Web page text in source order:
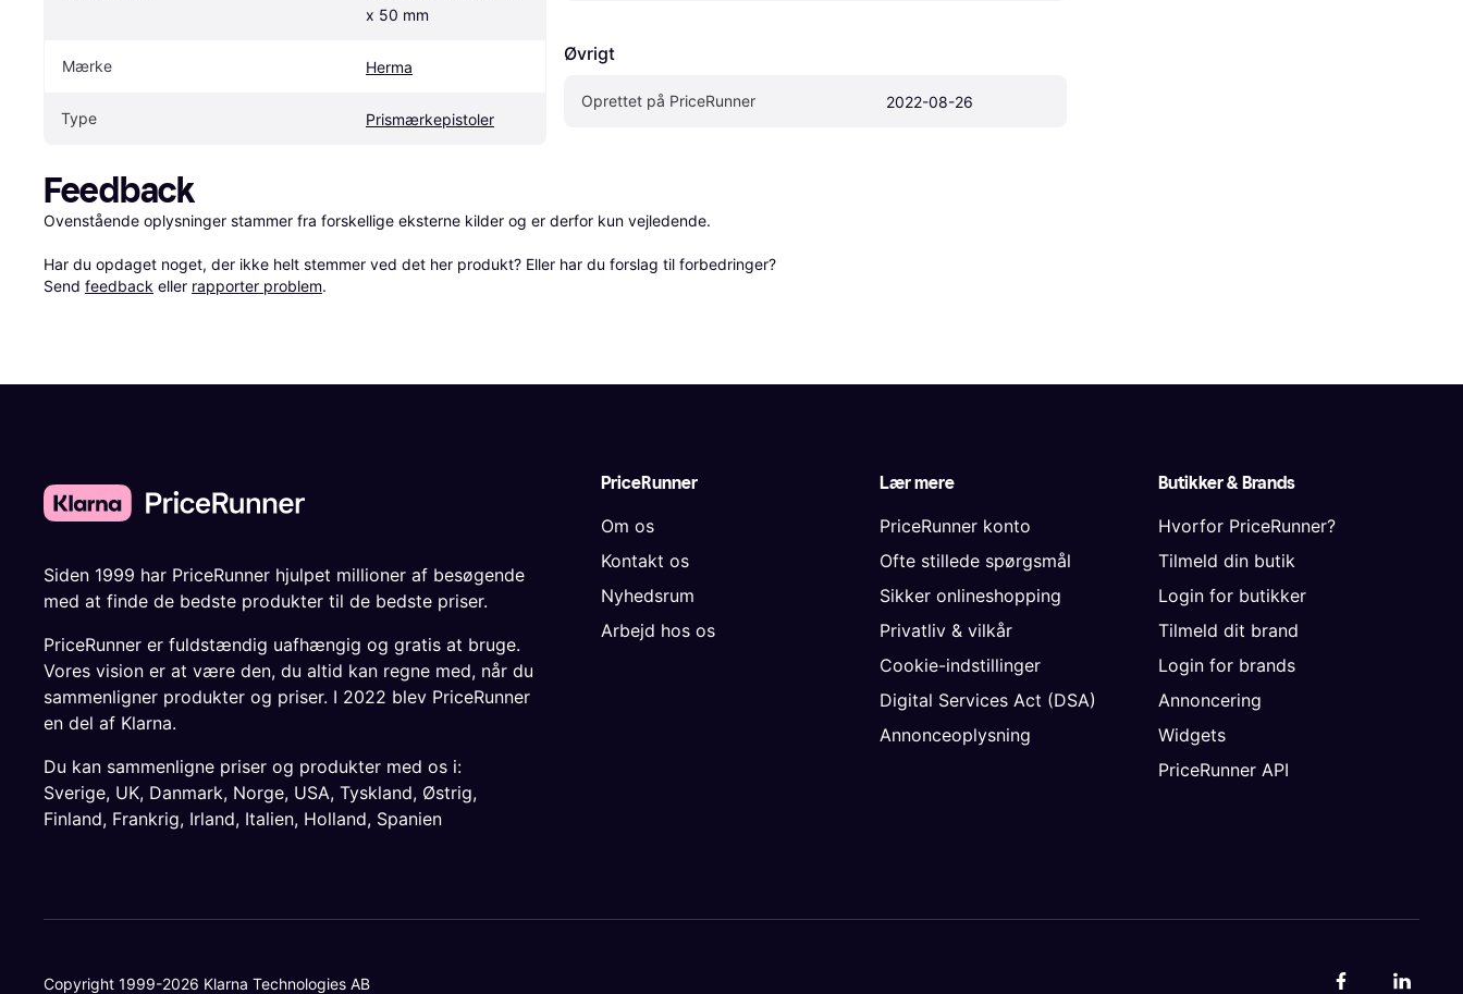
x 50 mm
Mærke Herma
Type Prismærkepistoler
Øvrigt
Oprettet på PriceRunner 2022-08-26
Feedback
Ovenstående oplysninger stammer fra forskellige eksterne kilder og er derfor kun vejledende.
Har du opdaget noget, der ikke helt stemmer ved det her produkt? Eller har du forslag til forbedringer?
Send feedback eller rapporter problem.
PriceRunner
Om os
Kontakt os
Nyhedsrum
Arbejd hos os
Lær mere
PriceRunner konto
Ofte stillede spørgsmål
Sikker onlineshopping
Privatliv & vilkår
Cookie-indstillinger
Digital Services Act (DSA)
Annonceoplysning
Butikker & Brands
Hvorfor PriceRunner?
Tilmeld din butik
Login for butikker
Tilmeld dit brand
Login for brands
Annoncering
Widgets
PriceRunner API
Siden 1999 har PriceRunner hjulpet millioner af besøgende
med at finde de bedste produkter til de bedste priser.
PriceRunner er fuldstændig uafhængig og gratis at bruge.
Vores vision er at være den, du altid kan regne med, når du
sammenligner produkter og priser. I 2022 blev PriceRunner
en del af Klarna.
Du kan sammenligne priser og produkter med os i:
Sverige, UK, Danmark, Norge, USA, Tyskland, Østrig,
Finland, Frankrig, Irland, Italien, Holland, Spanien
Copyright 1999-2026 Klarna Technologies AB